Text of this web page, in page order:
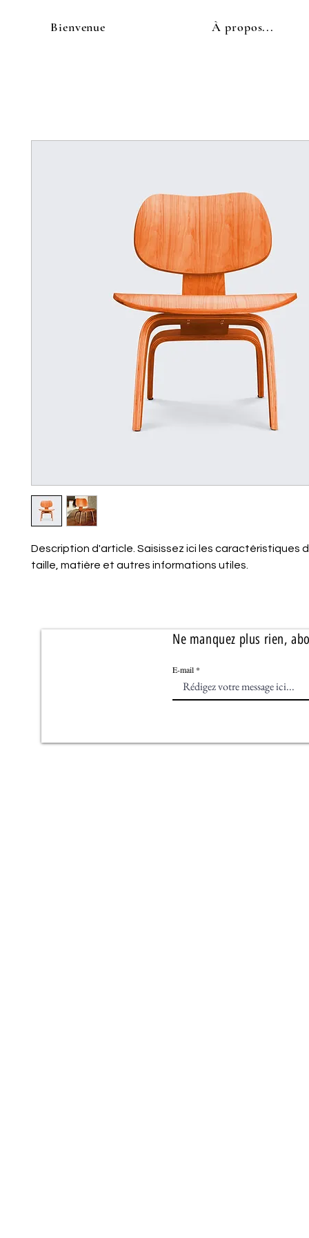
Bienvenue À propos...
Description d'article. Saisissez ici les caractéristiques
taille, matière et autres informations utiles.
Ne manquez plus rien,
E-mail